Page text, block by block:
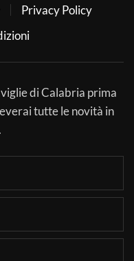
Privacy Policy
di Calabria prima
tutte le novità in